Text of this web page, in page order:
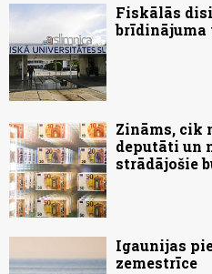
Fiskālās
brīdinājuma
Zināms, cik
deputāti un
strādājošie
Igaunijas
zemestrīce